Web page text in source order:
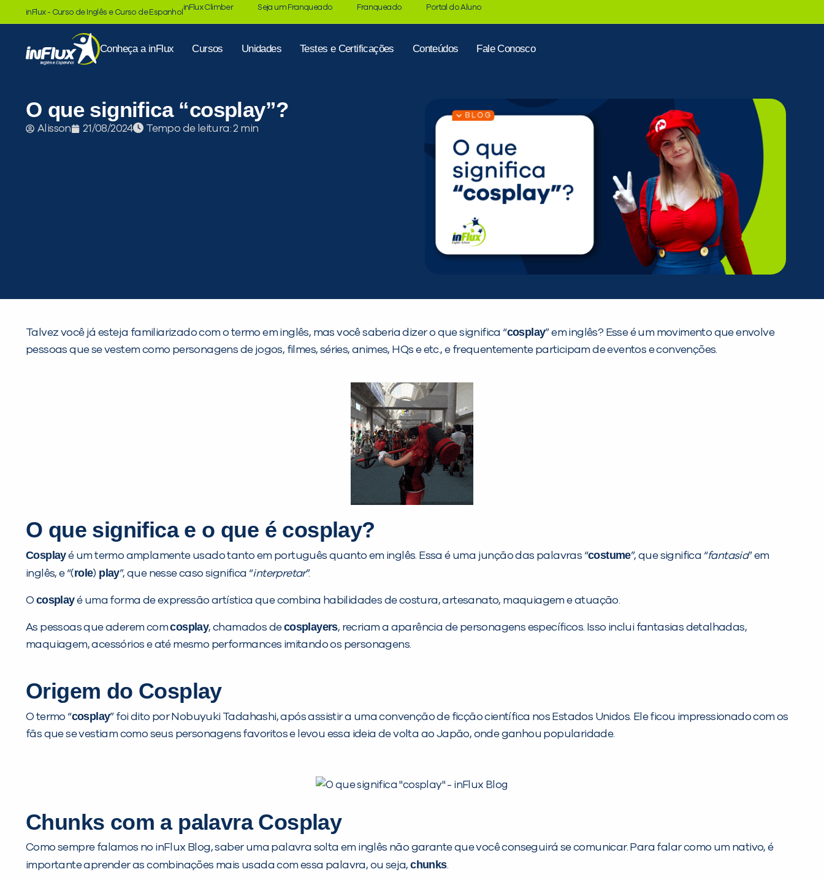
inFlux - Curso de Inglês e Curso de Espanhol
inFlux Climber Seja um Franqueado Franqueado Portal do Aluno
Conheça a inFlux Cursos Unidades Testes e Certificações Conteúdos Fale Conosco
O que significa “cosplay”?
Alisson 21/08/2024 Tempo de leitura:
Talvez você já esteja familiarizado com o termo em inglês, mas você saberia dizer o que significa “cosplay” em inglês? Esse é um movimento que envolve
pessoas que se vestem como personagens de jogos, filmes, séries, animes, HQs e etc., e frequentemente participam de eventos e convenções.
O que significa e o que é cosplay?
Cosplayé um termo amplamente usado tanto em português quanto em inglês. Essa é uma junção das palavras “costume”, que significa “fantasia” em
inglês, e “(role) play”, que nesse caso significa “interpretar”.
O cosplayé uma forma de expressão artística que combina habilidades de costura, artesanato, maquiagem e atuação.
As pessoas que aderem comcosplay, chamados decosplayers, recriam a aparência de personagens específicos. Isso inclui fantasias detalhadas,
maquiagem, acessórios e até mesmo performances imitando os personagens.
Origem do Cosplay
O termo “cosplay” foi dito por Nobuyuki Tadahashi, após assistir a uma convenção de ficção científica nos Estados Unidos. Ele ficou impressionado com os
fãs que se vestiam como seus personagens favoritos e levou essa ideia de volta ao Japão, onde ganhou popularidade.
Chunks com a palavraCosplay
Como sempre falamos no inFlux Blog, saber uma palavra solta em inglês não garante que você conseguirá se comunicar. Para falar como um nativo, é
importante aprender as combinações mais usada com essa palavra, ou seja,chunks.